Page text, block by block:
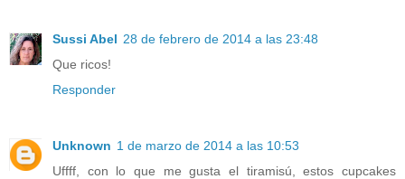
Sussi Abel 28 de febrero de 2014 a las 23:48
Que ricos!
Responder
Unknown 1 de marzo de 2014 a las 10:53
Uffff, con lo que me gusta el tiramisú, estos cupcakes